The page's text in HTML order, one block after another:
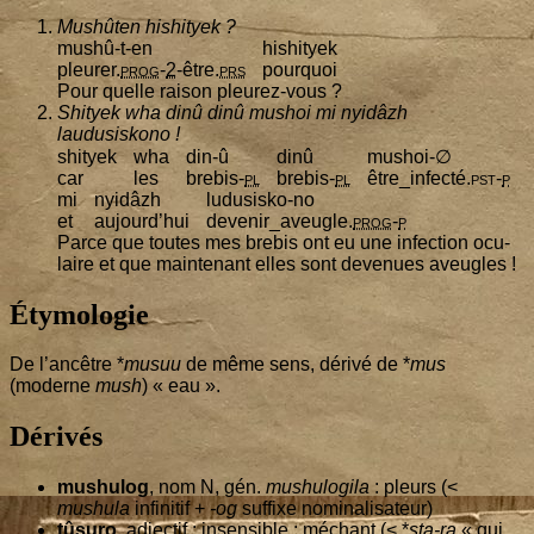
Mushû­ten hishityek ?
mushû-t-en
pleu­rer.prog-2-être.prs
hishi­tyek
pour­quoi
Pour quelle rai­son pleurez-vous ?
Shi­tyek wha dinû dinû mushoi mi nyi­dâzh
laudusiskono !
shi­tyek
car
wha
les
din‑û
bre­bis-pl
dinû
bre­bis-pl
mushoi-∅
être_infecté.pst-p
mi
et
nyi­dâzh
aujourd’­hui
ludu­sis­ko-no
devenir_aveugle.prog-p
Parce que toutes mes bre­bis ont eu une infec­tion ocu­
laire et que main­te­nant elles sont deve­nues aveugles !
Étymologie
De l’an­cêtre *musuu de même sens, déri­vé de *mus
(moderne mush) « eau ».
Dérivés
mushu­log, nom N, gén. mushu­lo­gi­la: pleurs (<
mushu­lainfi­ni­tif + -ogsuf­fixe nominalisateur)